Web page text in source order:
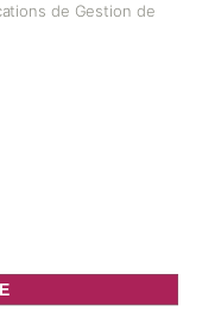
de Gestion de